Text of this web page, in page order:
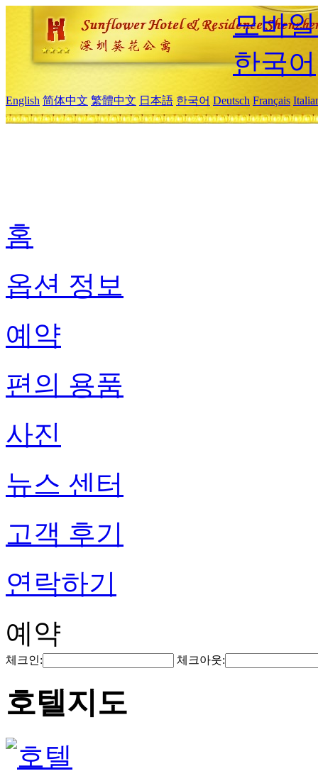
모바
한국어
English 简体中文 繁體中文 日本語 한국어 Deutsch Français
홈
옵션 정보
예약
편의 용품
사진
뉴스 센터
고객 후기
연락하기
예약
체크인: 체크아웃:
호텔지도